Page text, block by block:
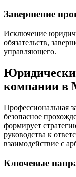
Завершение
Исключение
обязательств,
управляющего.
компании в
Профессиональная
безопасное
формирует
руководства к
взаимодействие с
Ключевые